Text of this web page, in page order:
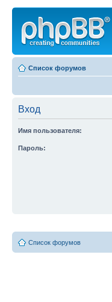
Список форумов
Вход
Имя пользователя:
Пароль:
Список форумов